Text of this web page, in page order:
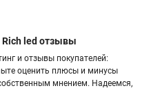
led отзывы
и отзывы покупателей:
оценить плюсы и минусы
мнением. Надеемся,